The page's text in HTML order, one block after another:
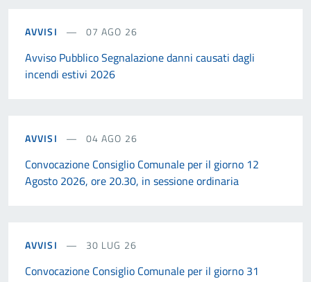
AVVISI 07 AGO 26
Avviso Pubblico Segnalazione danni causati dagli
incendi estivi 2026
AVVISI 04 AGO 26
Convocazione Consiglio Comunale per il giorno 12
Agosto 2026, ore 20.30, in sessione ordinaria
AVVISI 30 LUG 26
Convocazione Consiglio Comunale per il giorno 31